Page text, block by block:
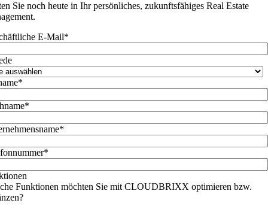
Sie noch heute in Ihr persönliches, zukunftsfähiges Real Estate
E-Mail*
*
*
*
*
Funktionen möchten Sie mit CLOUDBRIXX optimieren bzw.